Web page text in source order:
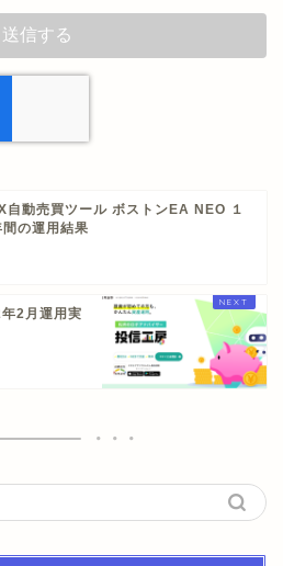
自動売買ツール ボストンEA NEO １
間の運用結果
2月運用実